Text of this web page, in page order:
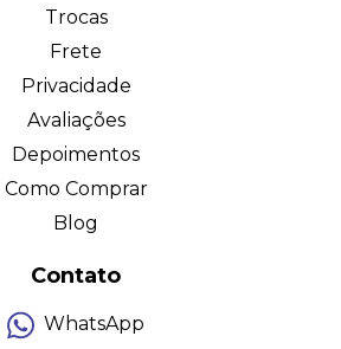
Trocas
Frete
Privacidade
Avaliações
Depoimentos
Como Comprar
Blog
Contato
WhatsApp